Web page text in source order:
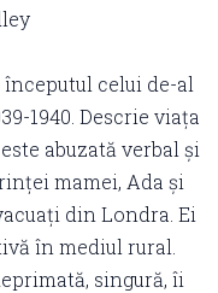
celui de-al
1940. Descrie viața
abuzată verbal și
mamei, Ada și
din Londra. Ei
în mediul rural.
singură, îi